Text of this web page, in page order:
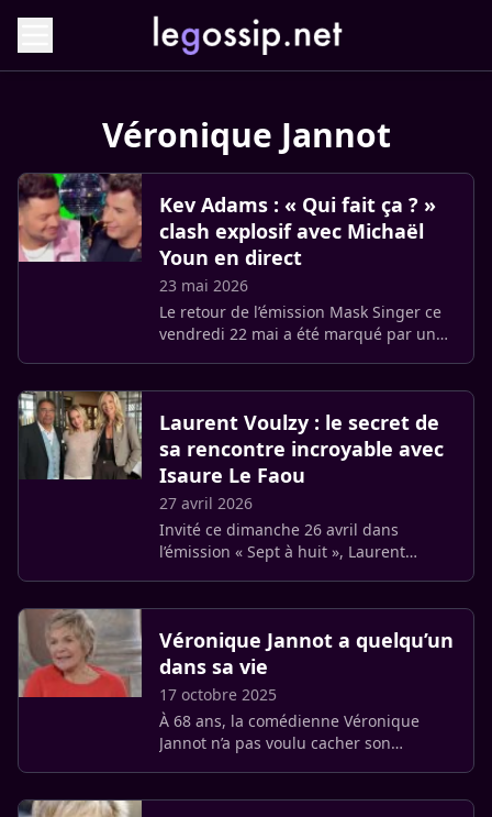
Véronique Jannot
Kev Adams : « Qui fait ça ? »
clash explosif avec Michaël
Youn en direct
23 mai 2026
Le retour de l’émission Mask Singer ce
vendredi 22 mai a été marqué par une
Laurent Voulzy : le secret de
sa rencontre incroyable avec
Isaure Le Faou
27 avril 2026
Invité ce dimanche 26 avril dans
l’émission « Sept à huit », Laurent
Véronique Jannot a quelqu’un
dans sa vie
17 octobre 2025
À 68 ans, la comédienne Véronique
Jannot n’a pas voulu cacher son